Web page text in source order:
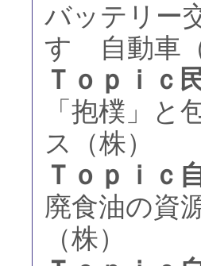
バッテリー
すゞ自動車
Ｔｏｐｉｃ
「抱樸」
ス（株）
Ｔｏｐｉｃ
廃食油の資
（株）